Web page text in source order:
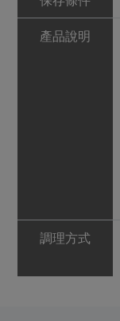
產品說明
調理方式